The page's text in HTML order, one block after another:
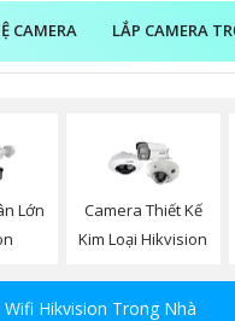
CAMERA LẮP CAMERA
Lớn
Camera Thiết Kế
Kim Loại Hikvision
Wifi Hikvision Trong Nhà